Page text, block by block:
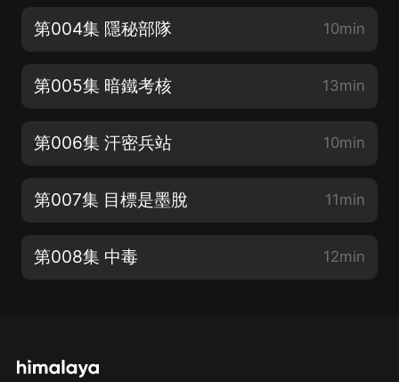
第004集 隱秘部隊 10min
第005集 暗鐵考核 13min
第006集 汗密兵站 10min
第007集 目標是墨脫 11min
第008集 中毒 12min